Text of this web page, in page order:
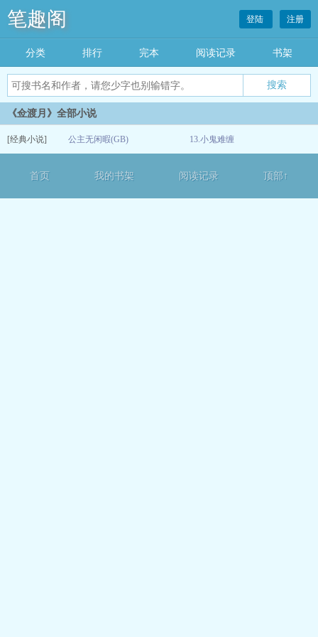
笔趣阁 登陆 注册
分类 排行 完本 阅读记录 书架
《佥渡月》全部小说
[经典小说] 公主无闲暇(GB) 13.小鬼难缠
首页 我的书架 阅读记录 顶部↑